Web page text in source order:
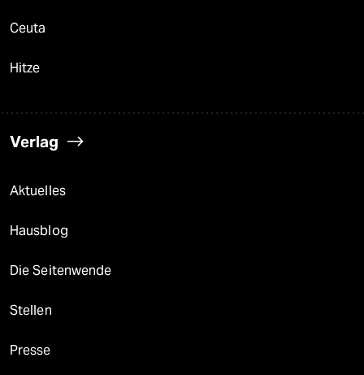
Ceuta
Hitze
Verlag
Aktuelles
Hausblog
Die Seitenwende
Stellen
Presse